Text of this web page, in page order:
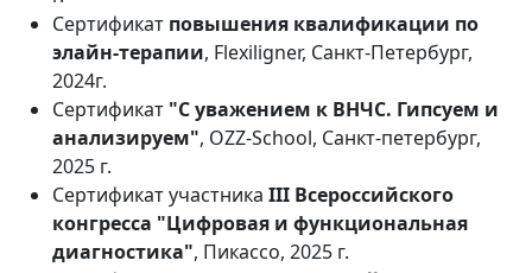
Сертификат повышения квалификации по
элайн-терапии, Flexiligner, Санкт-Петербург,
2024г.
Сертификат "С уважением к ВНЧС. Гипсуем и
анализируем", OZZ-School, Санкт-петербург,
2025 г.
Сертификат участника III Всероссийского
конгресса "Цифровая и функциональная
диагностика", Пикассо, 2025 г.